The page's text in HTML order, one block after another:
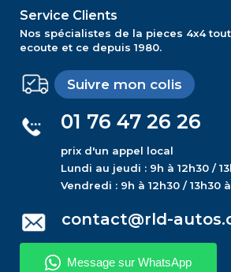
Service Clients
Nos spécialistes de la pieces 4x4
ecoute et ce depuis 1980.
Suivre mon colis
01 76 47 26 26
prix d'un appel local
Lundi au jeudi : 9h à 12h30 /
Vendredi : 9h à 12h30 / 13h30 à
contact@rld-